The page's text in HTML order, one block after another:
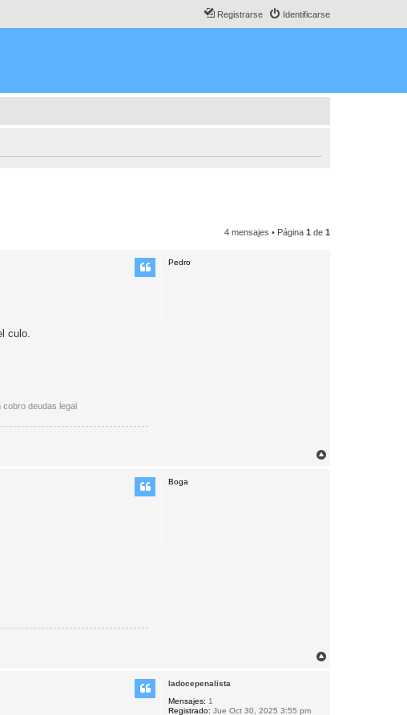
Identificarse
Registrarse
4 mensajes • Página 1 de 1
Pedro
culo.
cobro deudas legal
Boga
ladocepenalista
Mensajes: 1
Registrado: Jue Oct 30, 2025 3:55 pm